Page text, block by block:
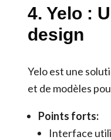
4. Yelo :
design
Yelo est une
et de modèles
Points forts:
Interface